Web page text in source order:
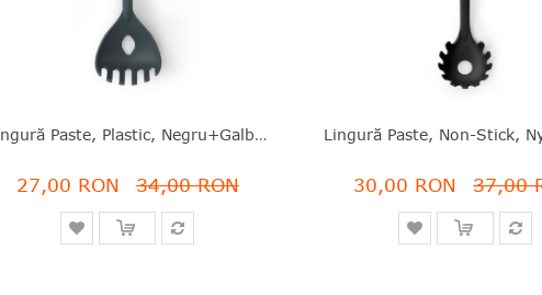
Lingură Paste, Plastic, Negru+galben, 30 Cm, Tasty Colours, Brabantia - 8710755122705
27,00 RON 34,00 RON 30,00 RON 37,00